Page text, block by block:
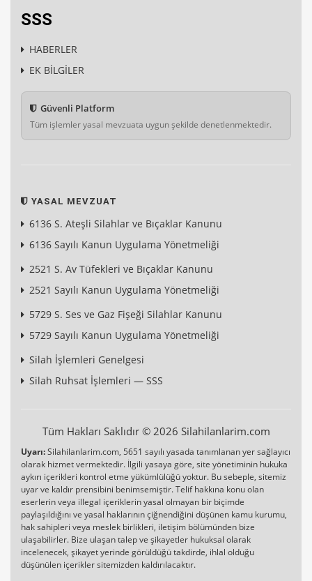
SSS
HABERLER
EK BİLGİLER
Güvenli Platform
Tüm işlemler yasal mevzuata uygun şekilde denetlenmektedir.
YASAL MEVZUAT
6136 S. Ateşli Silahlar ve Bıçaklar Kanunu
6136 Sayılı Kanun Uygulama Yönetmeliği
2521 S. Av Tüfekleri ve Bıçaklar Kanunu
2521 Sayılı Kanun Uygulama Yönetmeliği
5729 S. Ses ve Gaz Fişeği Silahlar Kanunu
5729 Sayılı Kanun Uygulama Yönetmeliği
Silah İşlemleri Genelgesi
Silah Ruhsat İşlemleri — SSS
Tüm Hakları Saklıdır © 2026 Silahilanlarim.com
Uyarı:Silahilanlarim.com, 5651 sayılı yasada tanımlanan yer sağlayıcı
olarak hizmet vermektedir. İlgili yasaya göre, site yönetiminin hukuka
aykırı içerikleri kontrol etme yükümlülüğü yoktur. Bu sebeple, sitemiz
uyar ve kaldır prensibini benimsemiştir. Telif hakkına konu olan
eserlerin veya illegal içeriklerin yasal olmayan bir biçimde
paylaşıldığını ve yasal haklarının çiğnendiğini düşünen kamu kurumu,
hak sahipleri veya meslek birlikleri, iletişim bölümünden bize
ulaşabilirler. Bize ulaşan talep ve şikayetler hukuksal olarak
incelenecek, şikayet yerinde görüldüğü takdirde, ihlal olduğu
düşünülen içerikler sitemizden kaldırılacaktır.